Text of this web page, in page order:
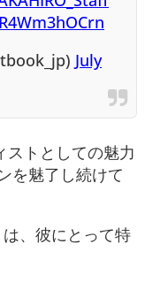
July
ストとしての魅力
を魅了し続けて
、彼にとって特